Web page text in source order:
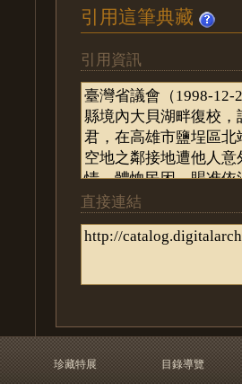
引用這筆典藏
引用資訊
直接連結
珍藏特展
目錄導覽